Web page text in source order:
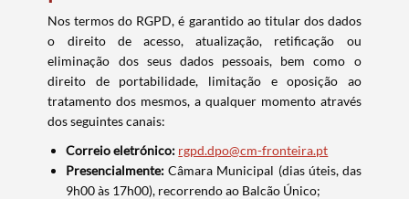
Nos termos do RGPD, é garantido ao titular dos dados
o direito de acesso, atualização, retificação ou
eliminação dos seus dados pessoais, bem como o
direito de portabilidade, limitação e oposição ao
tratamento dos mesmos, a qualquer momento através
dos seguintes canais:
Correio eletrónico: rgpd.dpo@cm-fronteira.pt
Presencialmente: Câmara Municipal (dias úteis, das
9h00 às 17h00), recorrendo ao Balcão Único;